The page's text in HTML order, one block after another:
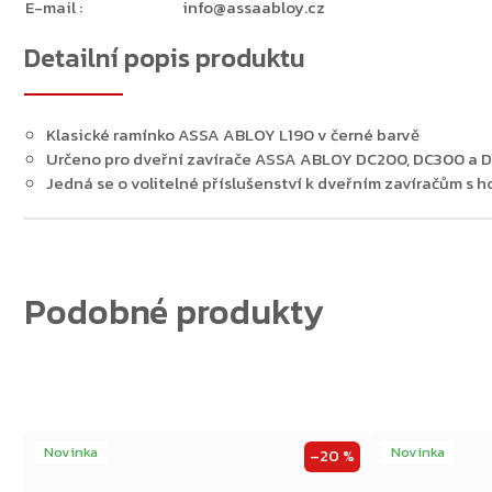
Detailní popis produktu
Klasické ramínko ASSA ABLOY L190 v černé barvě
Určeno pro dveřní zavírače ASSA ABLOY DC200, DC300 a
Jedná se o volitelné příslušenství k dveřním zavíračům s
Novinka –20 % Novinka
E-mail: info@assaabloy.cz